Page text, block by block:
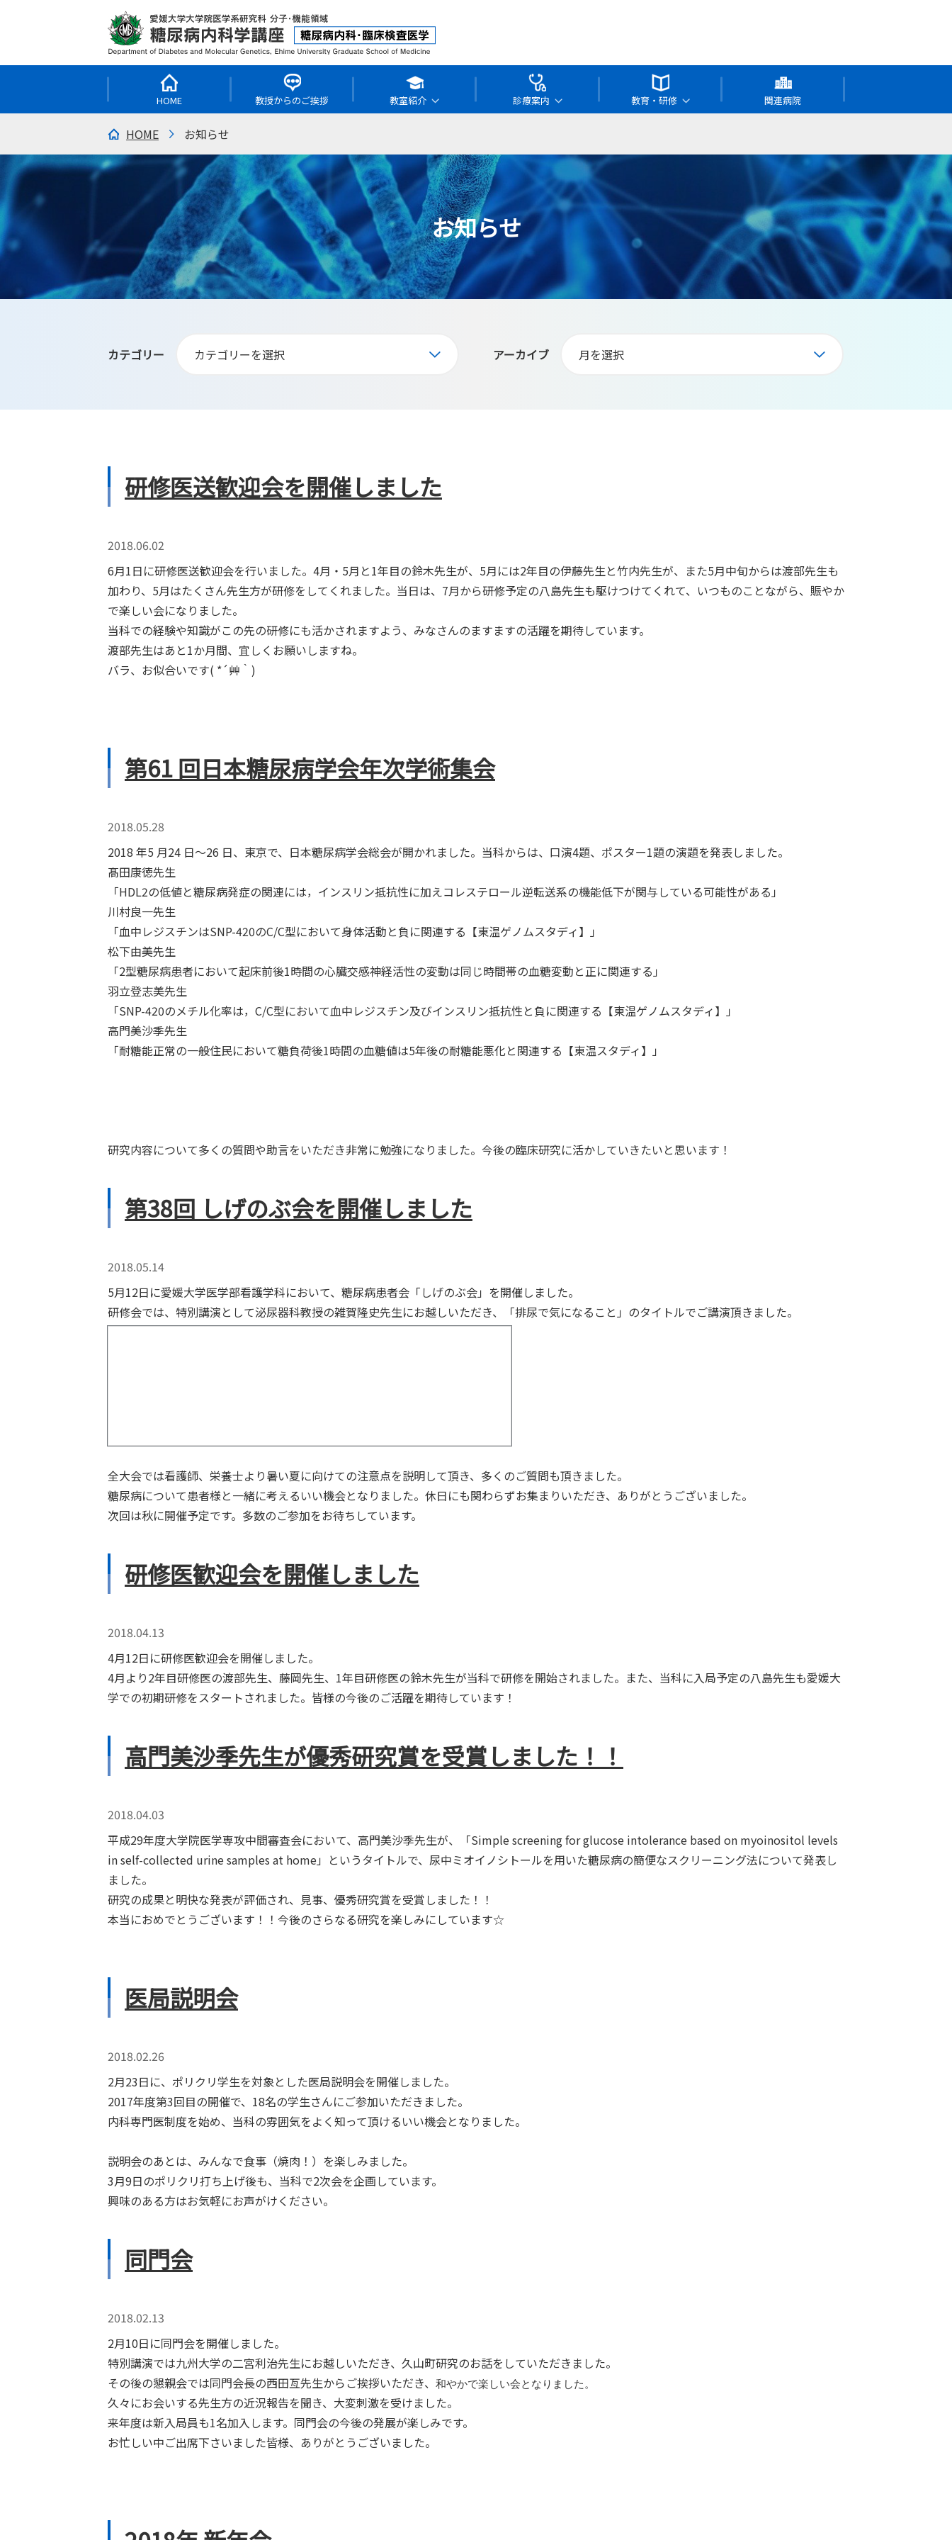
HOME 教授からのご挨拶 教室紹介 診療案内 教育・研修 関連病院
HOME お知らせ
お知らせ
カテゴリー アーカイブ
研修医送歓迎会を開催しました
2018.06.02
6月1日に研修医送歓迎会を行いました。4月・5月と1年目の鈴木先生が、5月には2年目の伊藤先生と竹内先生が、また5月中旬からは渡部先生も
加わり、5月はたくさん先生方が研修をしてくれました。当日は、7月から研修予定の八島先生も駆けつけてくれて、いつものことながら、賑やか
で楽しい会になりました。
当科での経験や知識がこの先の研修にも活かされますよう、みなさんのますますの活躍を期待しています。
渡部先生はあと1か月間、宜しくお願いしますね。
バラ、お似合いです( *´艸｀)
第61 回日本糖尿病学会年次学術集会
2018.05.28
2018 年5 月24 日～26 日、東京で、日本糖尿病学会総会が開かれました。当科からは、口演4題、ポスター1題の演題を発表しました。
髙田康徳先生
「HDL2の低値と糖尿病発症の関連には，インスリン抵抗性に加えコレステロール逆転送系の機能低下が関与している可能性がある」
川村良一先生
「血中レジスチンはSNP-420のC/C型において身体活動と負に関連する【東温ゲノムスタディ】」
松下由美先生
「2型糖尿病患者において起床前後1時間の心臓交感神経活性の変動は同じ時間帯の血糖変動と正に関連する」
羽立登志美先生
「SNP-420のメチル化率は，C/C型において血中レジスチン及びインスリン抵抗性と負に関連する【東温ゲノムスタディ】」
高門美沙季先生
「耐糖能正常の一般住民において糖負荷後1時間の血糖値は5年後の耐糖能悪化と関連する【東温スタディ】」
研究内容について多くの質問や助言をいただき非常に勉強になりました。今後の臨床研究に活かしていきたいと思います！
第38回 しげのぶ会を開催しました
2018.05.14
5月12日に愛媛大学医学部看護学科において、糖尿病患者会「しげのぶ会」を開催しました。
研修会では、特別講演として泌尿器科教授の雑賀隆史先生にお越しいただき、「排尿で気になること」のタイトルでご講演頂きました。
全大会では看護師、栄養士より暑い夏に向けての注意点を説明して頂き、多くのご質問も頂きました。
糖尿病について患者様と一緒に考えるいい機会となりました。休日にも関わらずお集まりいただき、ありがとうございました。
次回は秋に開催予定です。多数のご参加をお待ちしています。
研修医歓迎会を開催しました
2018.04.13
4月12日に研修医歓迎会を開催しました。
4月より2年目研修医の渡部先生、藤岡先生、1年目研修医の鈴木先生が当科で研修を開始されました。また、当科に入局予定の八島先生も愛媛大
学での初期研修をスタートされました。皆様の今後のご活躍を期待しています！
高門美沙季先生が優秀研究賞を受賞しました！！
2018.04.03
平成29年度大学院医学専攻中間審査会において、高門美沙季先生が、「Simple screening for glucose intolerance based on myoinositol levels
in self-collected urine samples at home」というタイトルで、尿中ミオイノシトールを用いた糖尿病の簡便なスクリーニング法について発表し
ました。
研究の成果と明快な発表が評価され、見事、優秀研究賞を受賞しました！！
本当におめでとうございます！！今後のさらなる研究を楽しみにしています☆
医局説明会
2018.02.26
2月23日に、ポリクリ学生を対象とした医局説明会を開催しました。
2017年度第3回目の開催で、18名の学生さんにご参加いただきました。
内科専門医制度を始め、当科の雰囲気をよく知って頂けるいい機会となりました。
説明会のあとは、みんなで食事（焼肉！）を楽しみました。
3月9日のポリクリ打ち上げ後も、当科で2次会を企画しています。
興味のある方はお気軽にお声がけください。
同門会
2018.02.13
2月10日に同門会を開催しました。
特別講演では九州大学の二宮利治先生にお越しいただき、久山町研究のお話をしていただきました。
その後の懇親会では同門会長の西田亙先生からご挨拶いただき、 和やかで楽しい会となりました。
久々にお会いする先生方の近況報告を聞き、大変刺激を受けました。
来年度は新入局員も1名加入します。同門会の今後の発展が楽しみです。
お忙しい中ご出席下さいました皆様、ありがとうございました。